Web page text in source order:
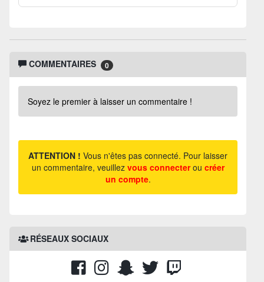
COMMENTAIRES 0
Soyez le premier à laisser un commentaire !
ATTENTION ! Vous n'êtes pas connecté. Pour laisser
un commentaire, veuillez vous connecterou créer
un compte.
RÉSEAUX SOCIAUX